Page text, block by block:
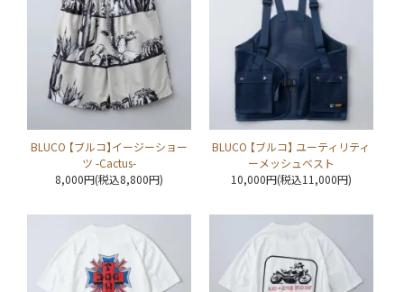
BLUCO 【ブルコ】イージーショー
ツ -Cactus-
8,000円(税込8,800円)
BLUCO 【ブルコ】 ユーティリティ
ーメッシュベスト
10,000円(税込11,000円)